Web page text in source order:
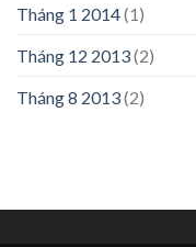
Tháng 1 2014(1)
Tháng 12 2013(2)
Tháng 8 2013(2)